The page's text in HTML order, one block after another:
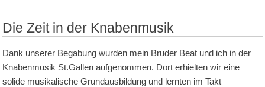
Die Zeit in der Knabenmusik
Dank unserer Begabung wurden mein Bruder Beat und ich in der
Knabenmusik St.Gallen aufgenommen. Dort erhielten wir eine
solide musikalische Grundausbildung und lernten im Takt